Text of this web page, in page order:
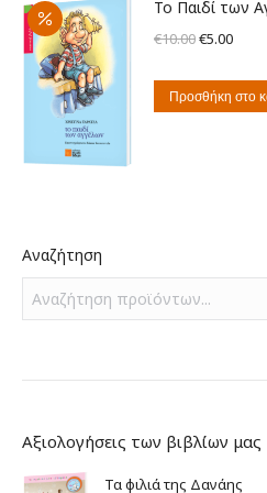
Το Παιδί των
€10.00Original
was:
€5.00Η
τιμή
Προσθήκη στο
Αναζήτηση
Αξιολογήσεις των βιβλίων μας
Τα φιλιά της Δανάης